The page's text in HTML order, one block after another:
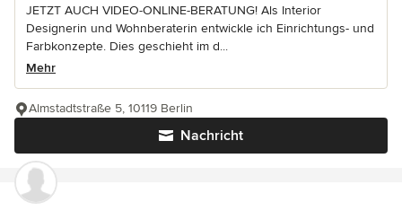
JETZT AUCH VIDEO-ONLINE-BERATUNG! Als Interior
Designerin und Wohnberaterin entwickle ich Einrichtungs- und
Farbkonzepte. Dies geschieht im d...
Mehr
Nachricht
Almstadtstraße 5, 10119 Berlin